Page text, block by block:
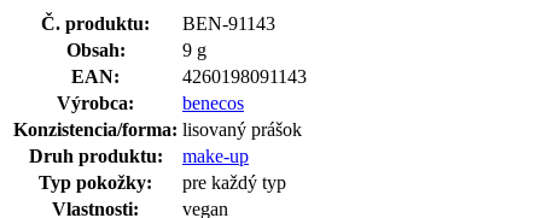
Č. produktu:
BEN-91143
Obsah:
9 g
EAN:
4260198091143
Výrobca:
benecos
Konzistencia/forma: lisovaný prášok
Druh produktu:
make-up
Typ pokožky:
pre každý typ
Vlastnosti:
vegan